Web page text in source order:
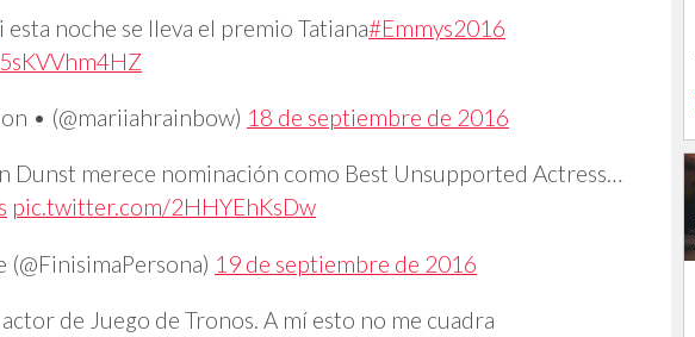
esta noche se lleva el premio Tatiana#Emmys2016
• (@mariiahrainbow) 18 de septiembre de 2016
Dunst merece nominación como Best Unsupported Actress…
pic.twitter.com/2HHYEhKsDw
(@FinisimaPersona) 19 de septiembre de 2016
de Juego de Tronos. A mí esto no me cuadra